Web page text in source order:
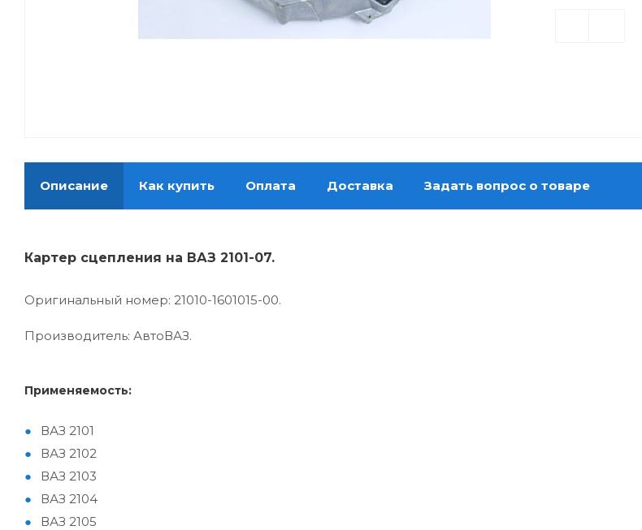
Описание Как купить Оплата Доставка Задать вопрос о товаре
Картер сцепления на ВАЗ 2101-07.
Оригинальный номер: 21010-1601015-00.
Производитель: АвтоВАЗ.
Применяемость:
ВАЗ 2101
ВАЗ 2102
ВАЗ 2103
ВАЗ 2104
ВАЗ 2105